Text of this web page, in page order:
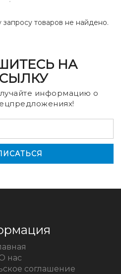
товаров не найдено.
НА
информацию о
нас
соглашение